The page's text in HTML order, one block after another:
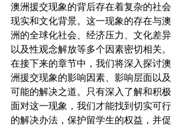
澳洲援交现象的背后存在着复杂的社会
现实和文化背景。这一现象的存在与澳
洲的全球化社会、经济压力、文化差异
以及性观念解放等多个因素密切相关。
在接下来的章节中，我们将深入探讨澳
洲援交现象的影响因素、影响层面以及
可能的解决之道。只有深入了解和积极
面对这一现象，我们才能找到切实可行
的解决办法，保护留学生的权益，并促